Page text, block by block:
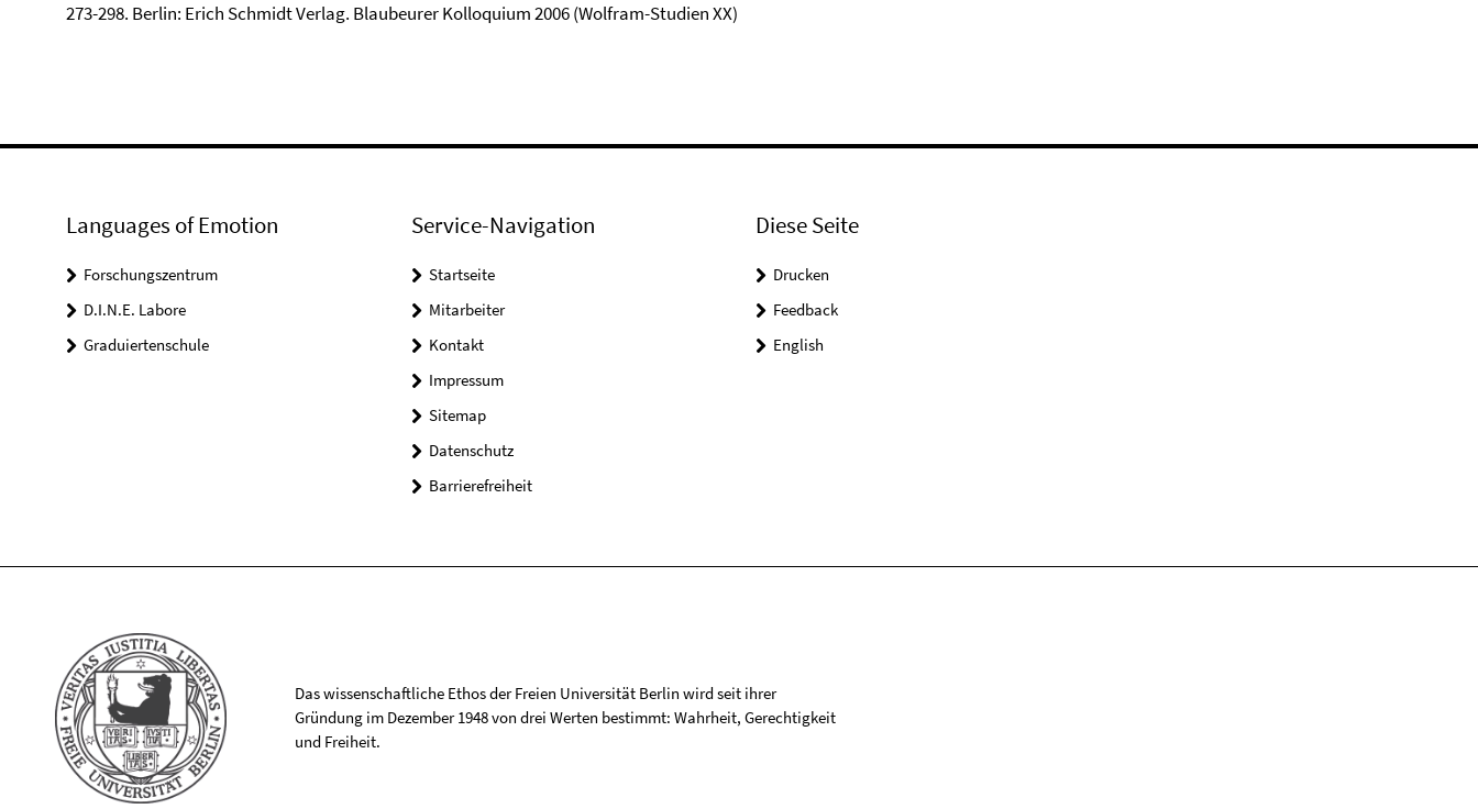
273-298. Berlin: Erich Schmidt Verlag. Blaubeurer Kolloquium 2006 (Wolfram-Studien XX)
Languages of Emotion
Forschungszentrum
D.I.N.E. Labore
Graduiertenschule
Service-Navigation
Startseite
Mitarbeiter
Kontakt
Impressum
Sitemap
Datenschutz
Barrierefreiheit
Diese Seite
Drucken
Feedback
English
Das wissenschaftliche Ethos der Freien Universität Berlin wird seit ihrer
Gründung im Dezember 1948 von drei Werten bestimmt: Wahrheit, Gerechtigkeit
und Freiheit.